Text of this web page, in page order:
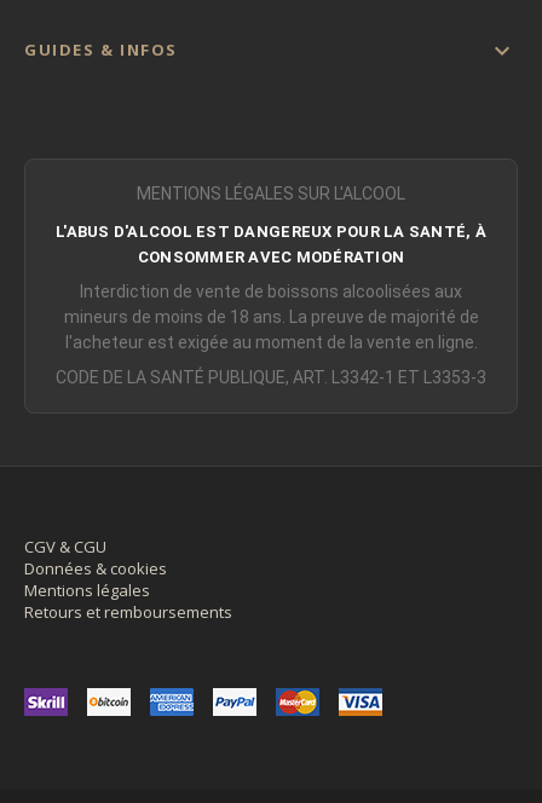
GUIDES & INFOS 
MENTIONS LÉGALES SUR L'ALCOOL
L'ABUS D'ALCOOL EST DANGEREUX POUR LA SANTÉ, À
CONSOMMER AVEC MODÉRATION
Interdiction de vente de boissons alcoolisées aux
mineurs de moins de 18 ans. La preuve de majorité de
l'acheteur est exigée au moment de la vente en ligne.
CODE DE LA SANTÉ PUBLIQUE, ART. L3342-1 ET L3353-3
CGV & CGU
Données & cookies
Mentions légales
Retours et remboursements